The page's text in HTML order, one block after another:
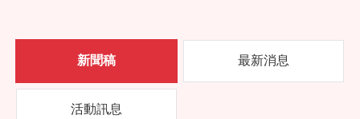
新聞稿 最新消息
活動訊息